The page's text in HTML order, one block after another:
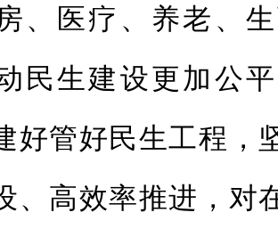
、医疗、养老、
民生建设更加公
好管好民生工程，
、高效率推进，对